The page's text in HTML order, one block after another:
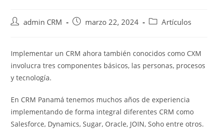
admin CRM marzo 22, 2024 Artículos
Implementar un CRM ahora también conocidos como CXM
involucra tres componentes básicos, las personas, procesos
y tecnología.
En CRM Panamá tenemos muchos años de experiencia
implementando de forma integral diferentes CRM como
Salesforce, Dynamics, Sugar, Oracle, JOIN, Soho entre otros.